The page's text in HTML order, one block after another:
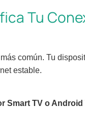
Tu
común. Tu
estable.
Smart TV o Android